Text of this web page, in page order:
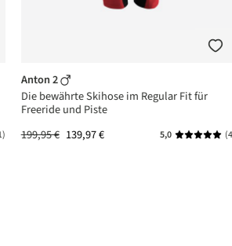
Bewertung von 5 von 5 Sternen
Anton 2
Die bewährte Skihose im Regular Fit für
Freeride und Piste
199,95 € 139,97 € 5,0